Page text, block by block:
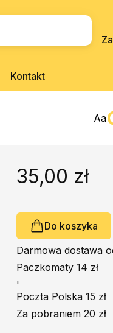
Kontakt
Aa
35,00 zł
Do koszyka
Darmowa dostawa
Paczkomaty 14 zł
'
Poczta Polska 15 zł
Za pobraniem 20 zł